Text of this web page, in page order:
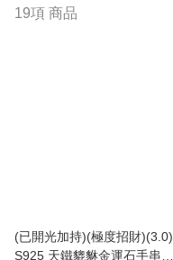
19項 商品
(已開光加持)(極度招財)(3.0)
S925 天鐵貔貅金運石手串